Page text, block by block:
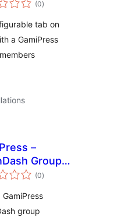
(0ratings
)
tab on
a GamiPress
–
Group
(0total
ratings
)
group